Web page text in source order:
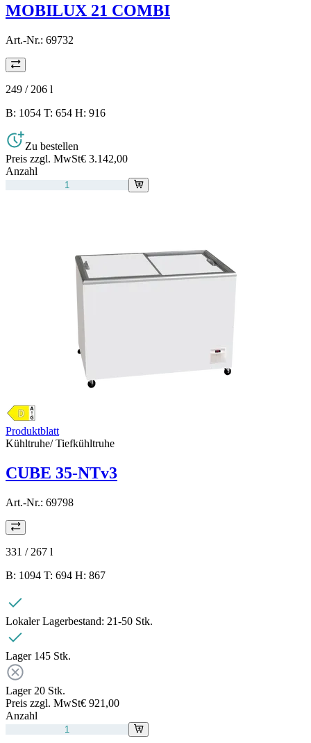
MOBILUX 21 COMBI
Art.-Nr.: 69732
249 / 206 l
B: 1054 T: 654 H: 916
Zu bestellen
Preis zzgl. MwSt€ 3.142,00
Anzahl
Produktblatt
Kühltruhe/ Tiefkühltruhe
CUBE 35-NTv3
Art.-Nr.: 69798
331 / 267 l
B: 1094 T: 694 H: 867
Lokaler Lagerbestand: 21-50 Stk.
Lager 145 Stk.
Lager 20 Stk.
Preis zzgl. MwSt€ 921,00
Anzahl